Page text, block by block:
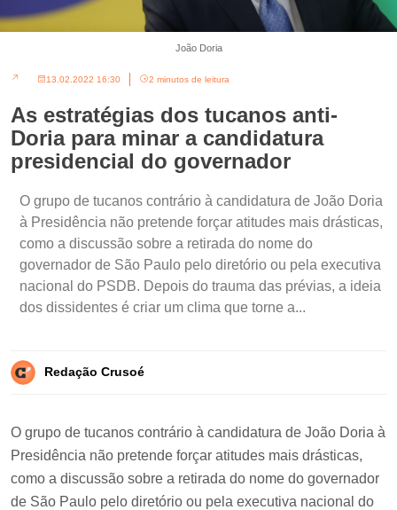
João Doria
13.02.2022 16:30 2 minutos de leitura
As estratégias dos tucanos anti-
Doria para minar a candidatura
presidencial do governador
O grupo de tucanos contrário à candidatura de João Doria
à Presidência não pretende forçar atitudes mais drásticas,
como a discussão sobre a retirada do nome do
governador de São Paulo pelo diretório ou pela executiva
nacional do PSDB. Depois do trauma das prévias, a ideia
dos dissidentes é criar um clima que torne a...
Redação Crusoé
O grupo de tucanos contrário à candidatura de João Doria à
Presidência não pretende forçar atitudes mais drásticas,
como a discussão sobre a retirada do nome do governador
de São Paulo pelo diretório ou pela executiva nacional do